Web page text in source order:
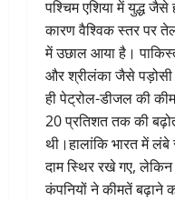
पश्चिम एशिया में युद्ध जैसे
कारण वैश्विक स्तर पर
में उछाल आया है।
और श्रीलंका जैसे
ही पेट्रोल-डीजल की
20 प्रतिशत तक की
थी।हालांकि भारत में
दाम स्थिर रखे गए,
कंपनियों ने कीमतें बढ़ाने